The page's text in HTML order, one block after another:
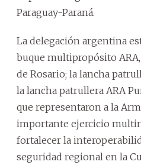
Paraguay-Paraná.
La delegación argentina
buque multipropósito
de Rosario; la lancha
la lancha patrullera ARA
que representaron a la
importante ejercicio
fortalecer la
seguridad regional en la